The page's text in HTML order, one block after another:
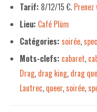
LA CARTE
NOS
LA LIBRAIRIE
UNE LIBRAIRIE
Tarif: 8/12/15 €.
Lieu: Café Plùm
Catégories: soirée,
Mots-clefs: cabaret,
Drag, drag king, drag
Lautrec, queer, soirée,